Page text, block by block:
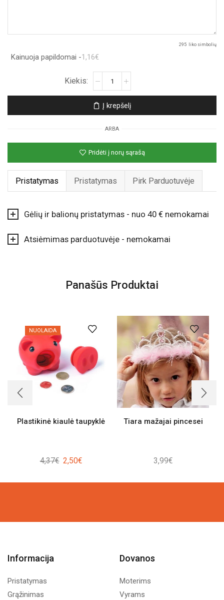
295 liko simbolių
Kainuoja papildomai -1,16€
Atvirukas
„Širdelė“
Į krepšelį
ARBA
Pridėti į norų sąrašą
Pristatymas Pristatymas Pirk Parduotuvėje
Gėlių ir balionų pristatymas - nuo 40 € nemokamai
Atsiėmimas parduotuvėje - nemokamai
Panašūs Produktai
NUOLAIDA
Plastikinė kiaulė taupyklė
4,37€ Original
was:
2,50€Current
is:
Tiara mažajai pincesei
3,99€
Informacija
Pristatymas
Grąžinimas
Dovanos
Moterims
Vyrams